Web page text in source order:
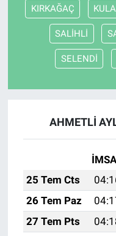
KIRKAĞAÇ KULA
SALİHLİ
SELENDİ
AHMETLİ
25 Tem Cts
26 Tem Paz
27 Tem Pts